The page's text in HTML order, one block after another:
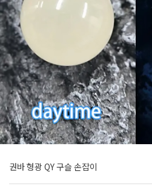
권바 형광 QY 구슬 손잡이